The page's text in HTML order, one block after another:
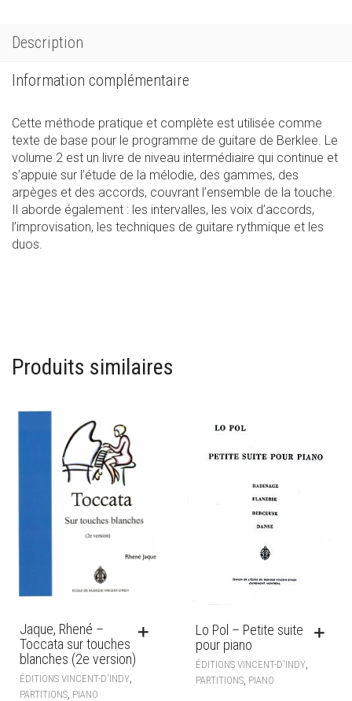
Description
Information complémentaire
Cette méthode pratique et complète est utilisée comme
texte de base pour le programme de guitare de Berklee. Le
volume 2 est un livre de niveau intermédiaire qui continue et
s’appuie sur l’étude de la mélodie, des gammes, des
arpèges et des accords, couvrant l’ensemble de la touche.
Il aborde également : les intervalles, les voix d’accords,
l’improvisation, les techniques de guitare rythmique et les
duos.
Produits similaires
Jaque, Rhené –
Toccata sur touches
blanches (2e version)
ÉDITIONS VINCENT-D'INDY
PARTITIONS PIANO
Lo Pol – Petite suite
pour piano
ÉDITIONS VINCENT-D'INDY,
PARTITIONS, PIANO